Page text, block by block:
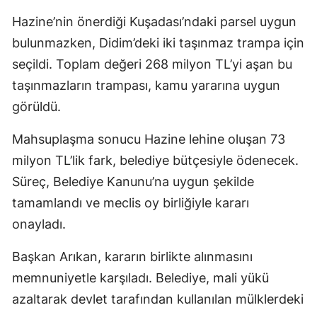
Hazine’nin önerdiği Kuşadası’ndaki parsel uygun
bulunmazken, Didim’deki iki taşınmaz trampa için
seçildi. Toplam değeri 268 milyon TL’yi aşan bu
taşınmazların trampası, kamu yararına uygun
görüldü.
Mahsuplaşma sonucu Hazine lehine oluşan 73
milyon TL’lik fark, belediye bütçesiyle ödenecek.
Süreç, Belediye Kanunu’na uygun şekilde
tamamlandı ve meclis oy birliğiyle kararı
onayladı.
Başkan Arıkan, kararın birlikte alınmasını
memnuniyetle karşıladı. Belediye, mali yükü
azaltarak devlet tarafından kullanılan mülklerdeki